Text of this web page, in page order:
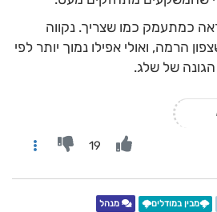
כמתעמק כמו שצריך. נקווה
הרמה, ואולי אפילו נמוך יותר לפי
של שלג.
19
🌩️מבין במודלים🌩️ מנהל